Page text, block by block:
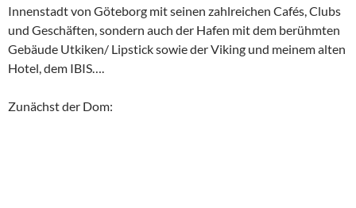
Innenstadt von Göteborg mit seinen zahlreichen Cafés, Clubs
und Geschäften, sondern auch der Hafen mit dem berühmten
Gebäude Utkiken/ Lipstick sowie der Viking und meinem alten
Hotel, dem IBIS….
Zunächst der Dom: